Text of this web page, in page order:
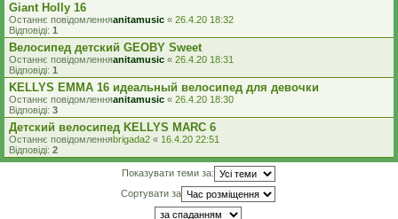
Giant Holly 16
Останнє повідомленняanitamusic « 26.4.20 18:32
Відповіді: 1
Велосипед детский GEOBY Sweet
Останнє повідомленняanitamusic « 26.4.20 18:31
Відповіді: 1
KELLYS EMMA 16 идеальный велосипед для девочки
Останнє повідомленняanitamusic « 26.4.20 18:30
Відповіді: 3
Детский велосипед KELLYS MARC 6
Останнє повідомленняbrigada2 « 16.4.20 22:51
Відповіді: 2
Показувати теми за:
Сортувати за